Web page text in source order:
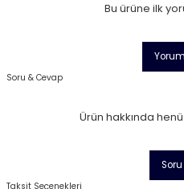
Bu ürüne ilk
Soru & Cevap
Ürün hakkında
Soru
Taksit Seçenekleri